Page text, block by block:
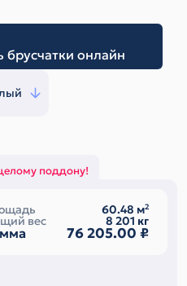
брусчатки онлайн
поддону!
60.48 м2
вес 8 201 кг
76 205.00 ₽